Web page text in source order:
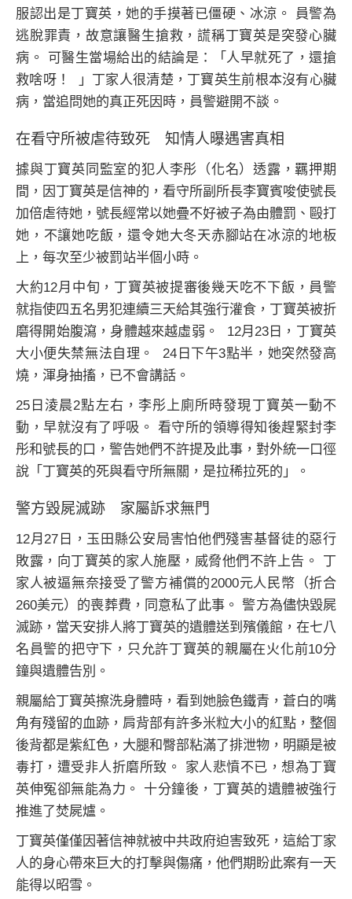
服認出是丁寶英，她的手摸著已僵硬、冰涼。 員警為
逃脫罪責，故意讓醫生搶救，謊稱丁寶英是突發心臟
病。 可醫生當場給出的結論是：「人早就死了，還搶
救啥呀！ 」丁家人很清楚，丁寶英生前根本沒有心臟
病，當追問她的真正死因時，員警避開不談。
在看守所被虐待致死 知情人曝遇害真相
據與丁寶英同監室的犯人李彤（化名）透露，羈押期
間，因丁寶英是信神的，看守所副所長李寶賓唆使號長
加倍虐待她，號長經常以她疊不好被子為由體罰、毆打
她，不讓她吃飯，還令她大冬天赤腳站在冰涼的地板
上，每次至少被罰站半個小時。
大約12月中旬，丁寶英被提審後幾天吃不下飯，員警
就指使四五名男犯連續三天給其強行灌食，丁寶英被折
磨得開始腹瀉，身體越來越虛弱。 12月23日，丁寶英
大小便失禁無法自理。 24日下午3點半，她突然發高
燒，渾身抽搐，已不會講話。
25日淩晨2點左右，李彤上廁所時發現丁寶英一動不
動，早就沒有了呼吸。 看守所的領導得知後趕緊封李
彤和號長的口，警告她們不許提及此事，對外統一口徑
說「丁寶英的死與看守所無關，是拉稀拉死的」。
警方毀屍滅跡 家屬訴求無門
12月27日，玉田縣公安局害怕他們殘害基督徒的惡行
敗露，向丁寶英的家人施壓，威脅他們不許上告。 丁
家人被逼無奈接受了警方補償的2000元人民幣（折合
260美元）的喪葬費，同意私了此事。 警方為儘快毀屍
滅跡，當天安排人將丁寶英的遺體送到殯儀館，在七八
名員警的把守下，只允許丁寶英的親屬在火化前10分
鐘與遺體告別。
親屬給丁寶英擦洗身體時，看到她臉色鐵青，蒼白的嘴
角有殘留的血跡，肩背部有許多米粒大小的紅點，整個
後背都是紫紅色，大腿和臀部粘滿了排泄物，明顯是被
毒打，遭受非人折磨所致。 家人悲憤不已，想為丁寶
英伸冤卻無能為力。 十分鐘後，丁寶英的遺體被強行
推進了焚屍爐。
丁寶英僅僅因著信神就被中共政府迫害致死，這給丁家
人的身心帶來巨大的打擊與傷痛，他們期盼此案有一天
能得以昭雪。